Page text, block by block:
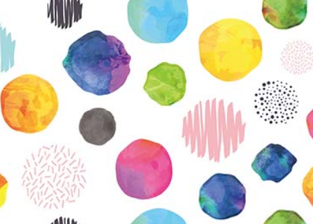
Etkö ole vielä Varhaiskasvatuksen Tietopalvelun
jäsen?
Liity tästä!